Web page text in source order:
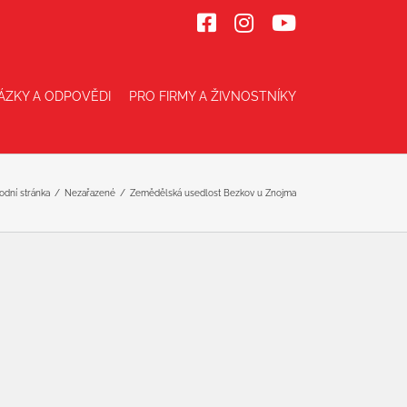
Facebook
InstagramYouTube
A ODPOVĚDI PRO FIRMY A ŽIVNOSTNÍKY
stránka / Nezařazené / Zemědělská usedlost Bezkov u Znojma